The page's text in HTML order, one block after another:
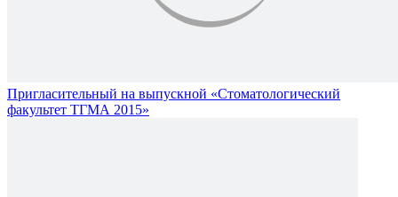
Пригласительный на выпускной «Стоматологический
факультет ТГМА 2015»